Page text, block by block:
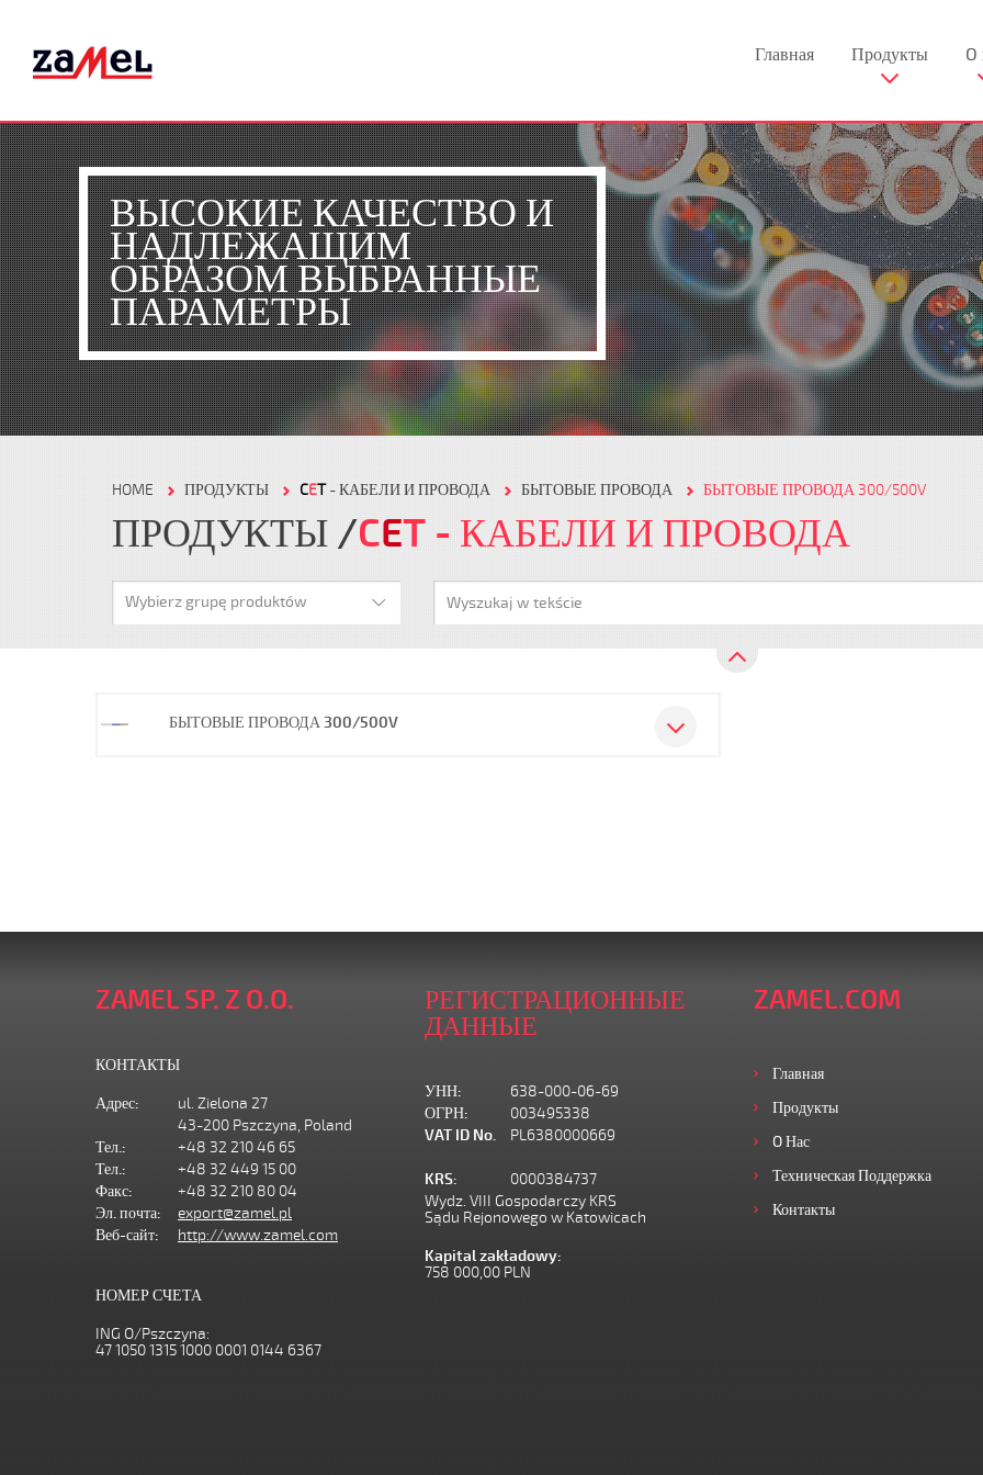
Главная Продукты O
ВЫСОКИЕ КАЧЕСТВО И
НАДЛЕЖАЩИМ
ОБРАЗОМ ВЫБРАННЫЕ
ПАРАМЕТРЫ
HOME ПРОДУКТЫ CET- КАБЕЛИ И ПРОВОДА БЫТОВЫЕ ПРОВОДА БЫТОВЫЕ ПРОВОДА 300/500V
ПРОДУКТЫ CET - КАБЕЛИ И ПРОВОДА
Wybierz grupę produktów
БЫТОВЫЕ ПРОВОДА 300/500V
ZAMEL SP. Z O.O.
КОНТАКТЫ
Адрес:
ul. Zielona 27
43-200 Pszczyna, Poland
Тел.:
+48 32 210 46 65
Тел.:
+48 32 449 15 00
Факс:
+48 32 210 80 04
Эл. почта:
export@zamel.pl
Веб-сайт:
http://www.zamel.com
НОМЕР СЧЕТА
ING O/Pszczyna:
47 1050 1315 1000 0001 0144 6367
РЕГИСТРАЦИОННЫЕ
ДАННЫЕ
УНН:
638-000-06-69
ОГРН:
003495338
VAT ID No.
PL6380000669
KRS:
0000384737
Wydz. VIII Gospodarczy KRS
Sądu Rejonowego w Katowicach
Kapital zakładowy:
758 000,00 PLN
ZAMEL.COM
Главная
Продукты
O Нас
Техническая Поддержка
Контакты